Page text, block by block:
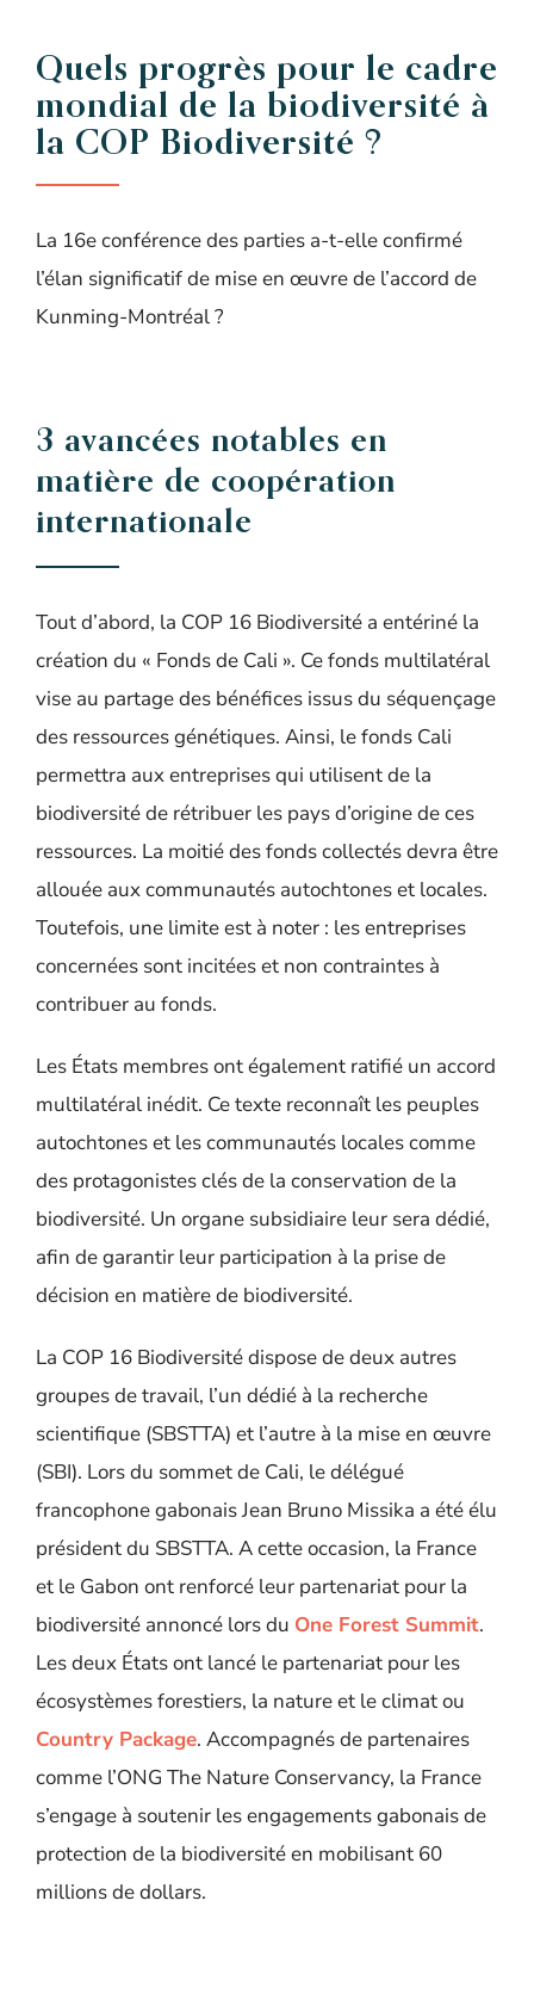
Quels progrès pour le cadre
mondial de la biodiversité à
la COP Biodiversité ?
La 16e conférence des parties a-t-elle confirmé
l’élan significatif de mise en œuvre de l’accord de
Kunming-Montréal ?
3 avancées notables en
matière de coopération
internationale
Tout d’abord, la COP 16 Biodiversité a entériné la
création du « Fonds de Cali ». Ce fonds multilatéral
vise au partage des bénéfices issus du séquençage
des ressources génétiques. Ainsi, le fonds Cali
permettra aux entreprises qui utilisent de la
biodiversité de rétribuer les pays d’origine de ces
ressources. La moitié des fonds collectés devra être
allouée aux communautés autochtones et locales.
Toutefois, une limite est à noter : les entreprises
concernées sont incitées et non contraintes à
contribuer au fonds.
Les États membres ont également ratifié un accord
multilatéral inédit. Ce texte reconnaît les peuples
autochtones et les communautés locales comme
des protagonistes clés de la conservation de la
biodiversité. Un organe subsidiaire leur sera dédié,
afin de garantir leur participation à la prise de
décision en matière de biodiversité.
La COP 16 Biodiversité dispose de deux autres
groupes de travail, l’un dédié à la recherche
scientifique (SBSTTA) et l’autre à la mise en œuvre
(SBI). Lors du sommet de Cali, le délégué
francophone gabonais Jean Bruno Missika a été élu
président du SBSTTA. A cette occasion, la France
et le Gabon ont renforcé leur partenariat pour la
biodiversité annoncé lors du One Forest Summit.
Les deux États ont lancé le partenariat pour les
écosystèmes forestiers, la nature et le climat ou
Country Package. Accompagnés de partenaires
comme l’ONG The Nature Conservancy, la France
s’engage à soutenir les engagements gabonais de
protection de la biodiversité en mobilisant 60
millions de dollars.